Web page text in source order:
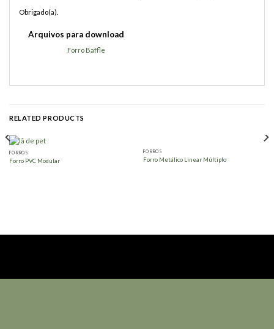
Obrigado(a).
Arquivos para download
Forro Baffle
RELATED PRODUCTS
FORROS
Forro PVC Modular
FORROS
Forro Metálico Linear Múltiplo